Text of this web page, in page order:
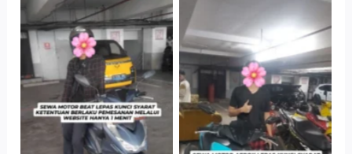
Cityplaza
Jatinegara Gedung
Parkir P6A
Cityplaza
Jatinegara Gedung
Parkir P6A